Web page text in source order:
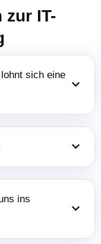
zur IT-
sich eine
ins